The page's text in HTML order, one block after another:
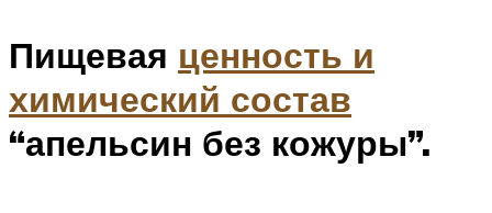
Пищевая ценность и
химический состав
“апельсин без кожуры”.